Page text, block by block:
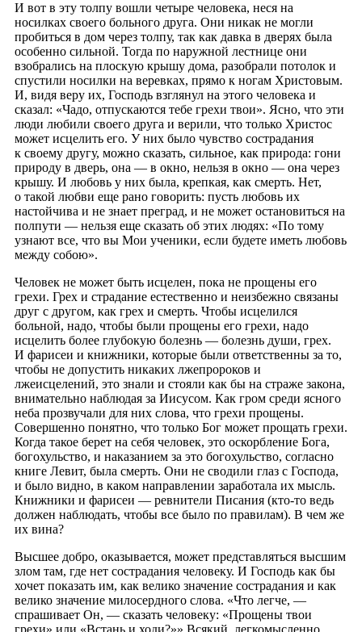
И вот в эту толпу вошли четыре человека, неся на
носилках своего больного друга. Они никак не могли
пробиться в дом через толпу, так как давка в дверях была
особенно сильной. Тогда по наружной лестнице они
взобрались на плоскую крышу дома, разобрали потолок и
спустили носилки на веревках, прямо к ногам Христовым.
И, видя веру их, Господь взглянул на этого человека и
сказал: «Чадо, отпускаются тебе грехи твои». Ясно, что эти
люди любили своего друга и верили, что только Христос
может исцелить его. У них было чувство сострадания
к своему другу, можно сказать, сильное, как природа: гони
природу в дверь, она — в окно, нельзя в окно — она через
крышу. И любовь у них была, крепкая, как смерть. Нет,
о такой любви еще рано говорить: пусть любовь их
настойчива и не знает преград, и не может остановиться на
полпути — нельзя еще сказать об этих людях: «По тому
узнают все, что вы Мои ученики, если будете иметь любовь
между собою».
Человек не может быть исцелен, пока не прощены его
грехи. Грех и страдание естественно и неизбежно связаны
друг с другом, как грех и смерть. Чтобы исцелился
больной, надо, чтобы были прощены его грехи, надо
исцелить более глубокую болезнь — болезнь души, грех.
И фарисеи и книжники, которые были ответственны за то,
чтобы не допустить никаких лжепророков и
лжеисцелений, это знали и стояли как бы на страже закона,
внимательно наблюдая за Иисусом. Как гром среди ясного
неба прозвучали для них слова, что грехи прощены.
Совершенно понятно, что только Бог может прощать грехи.
Когда такое берет на себя человек, это оскорбление Бога,
богохульство, и наказанием за это богохульство, согласно
книге Левит, была смерть. Они не сводили глаз с Господа,
и было видно, в каком направлении заработала их мысль.
Книжники и фарисеи — ревнители Писания (кто-то ведь
должен наблюдать, чтобы все было по правилам). В чем же
их вина?
Высшее добро, оказывается, может представляться высшим
злом там, где нет сострадания человеку. И Господь как бы
хочет показать им, как велико значение сострадания и как
велико значение милосердного слова. «Что легче, —
спрашивает Он, — сказать человеку: «Прощены твои